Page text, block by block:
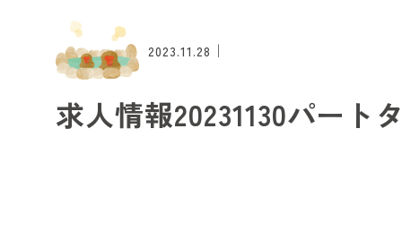
2023.11.28 ｜
求人情報20231130パート